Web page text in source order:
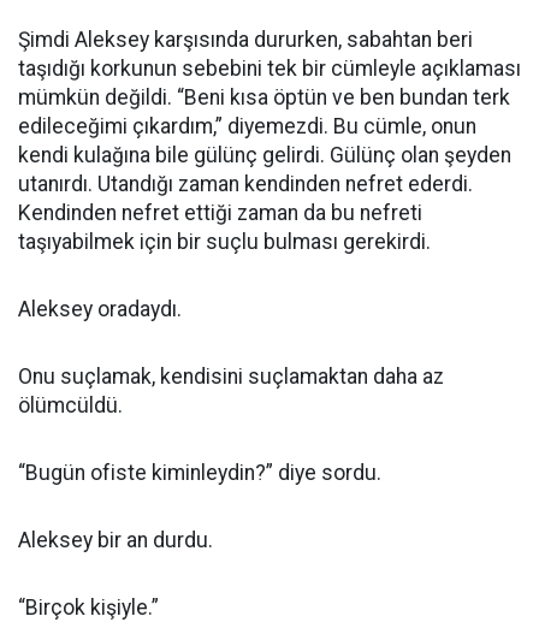
Şimdi Aleksey karşısında dururken, sabahtan beri
taşıdığı korkunun sebebini tek bir cümleyle açıklaması
mümkün değildi. “Beni kısa öptün ve ben bundan terk
edileceğimi çıkardım,” diyemezdi. Bu cümle, onun
kendi kulağına bile gülünç gelirdi. Gülünç olan şeyden
utanırdı. Utandığı zaman kendinden nefret ederdi.
Kendinden nefret ettiği zaman da bu nefreti
taşıyabilmek için bir suçlu bulması gerekirdi.
Aleksey oradaydı.
Onu suçlamak, kendisini suçlamaktan daha az
ölümcüldü.
“Bugün ofiste kiminleydin?” diye sordu.
Aleksey bir an durdu.
“Birçok kişiyle.”